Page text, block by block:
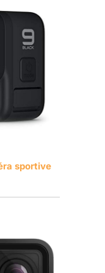
sportive